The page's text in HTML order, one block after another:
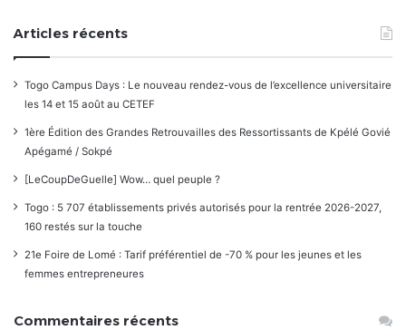
Articles récents
Togo Campus Days : Le nouveau rendez-vous de l’excellence universitaire
les 14 et 15 août au CETEF
1ère Édition des Grandes Retrouvailles des Ressortissants de Kpélé Govié
Apégamé / Sokpé
[LeCoupDeGuelle] Wow… quel peuple ?
Togo : 5 707 établissements privés autorisés pour la rentrée 2026-2027,
160 restés sur la touche
21e Foire de Lomé : Tarif préférentiel de -70 % pour les jeunes et les
femmes entrepreneures
Commentaires récents